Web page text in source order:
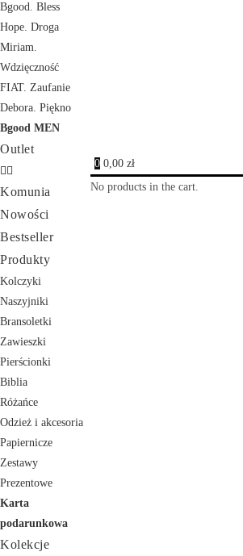
Bgood. Bless
Hope. Droga
Miriam.
Wdzięczność
FIAT. Zaufanie
Debora. Piękno
Bgood MEN
Outlet
Komunia
Nowości
Bestseller
Produkty
Kolczyki
Naszyjniki
Bransoletki
Zawieszki
Pierścionki
Biblia
Różańce
Odzież i akcesoria
Papiernicze
Zestawy
Prezentowe
Karta
podarunkowa
Kolekcje
0 0,00 zł
No products in the cart.